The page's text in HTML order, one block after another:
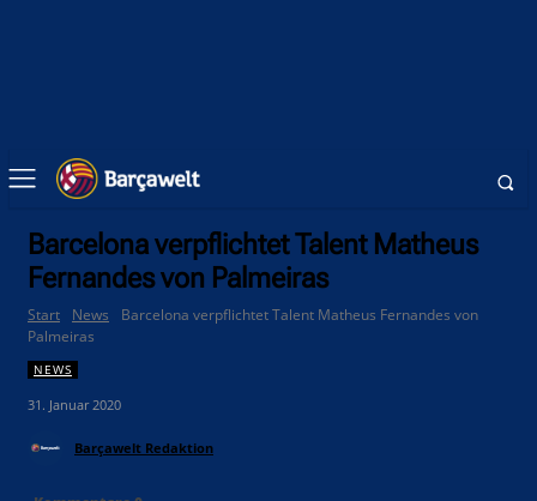
Barcelona verpflichtet Talent Matheus
Fernandes von Palmeiras
Start News
Barcelona verpflichtet Talent Matheus Fernandes von
Palmeiras
NEWS
31. Januar 2020
Barçawelt Redaktion